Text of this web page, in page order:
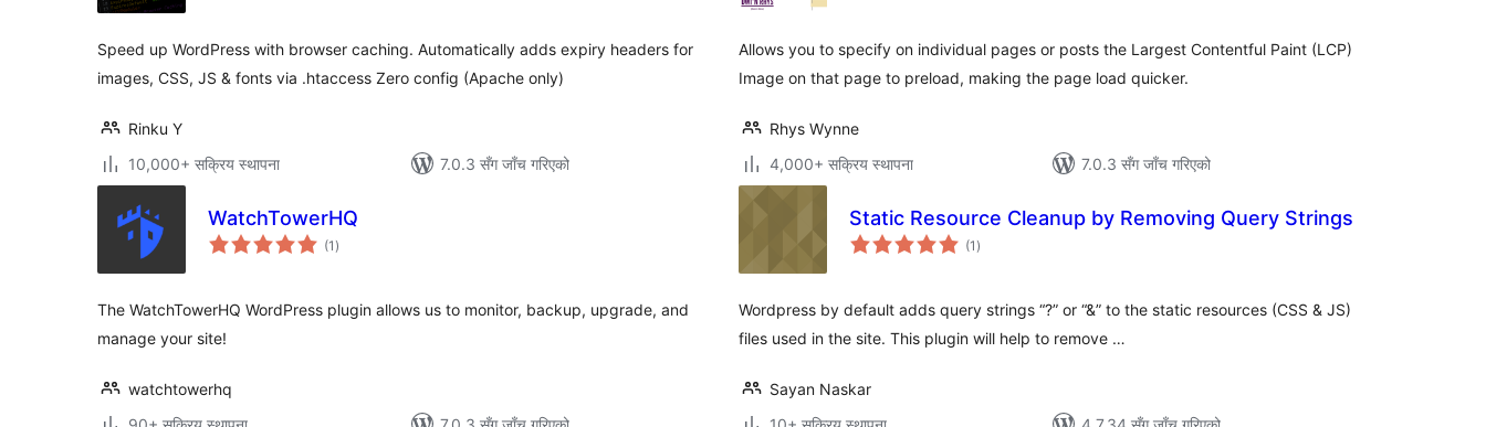
Speed up WordPress with browser caching. Automatically adds expiry headers for
images, CSS, JS & fonts via .htaccess Zero config (Apache only)
Rinku Y
10,000+ सक्रिय स्थापना
7.0.3 सँग जाँच गरिएको
Allows you to specify on individual pages or posts the Largest Contentful Paint (LCP)
Image on that page to preload, making the page load quicker.
Rhys Wynne
4,000+ सक्रिय स्थापना
7.0.3 सँग जाँच गरिएको
WatchTowerHQ
(1 कुल
रेटिङ्गहरू
)
The WatchTowerHQ WordPress plugin allows us to monitor, backup, upgrade, and
manage your site!
watchtowerhq
Static Resource Cleanup by Removing Query Strings
(1 कुल
रेटिङ्गहरू
)
Wordpress by default adds query strings “?” or “&” to the static resources (CSS & JS)
files used in the site. This plugin will help to remove …
Sayan Naskar